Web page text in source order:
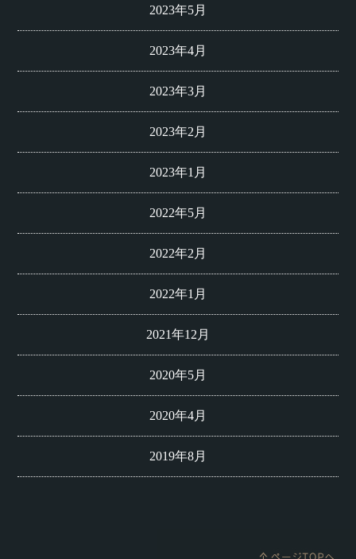
2023年5月
2023年4月
2023年3月
2023年2月
2023年1月
2022年5月
2022年2月
2022年1月
2021年12月
2020年5月
2020年4月
2019年8月